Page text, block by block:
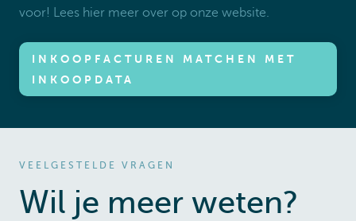
voor! Lees hier meer over op onze website.
INKOOPFACTUREN MATCHEN MET
INKOOPDATA
VEELGESTELDE VRAGEN
Wil je meer weten?